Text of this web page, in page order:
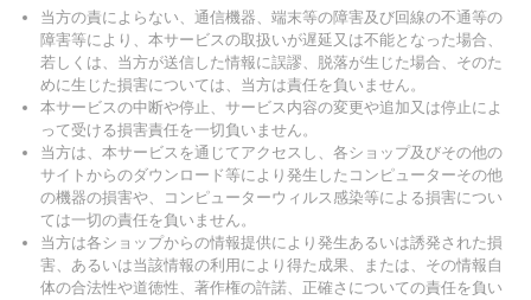
当方の責によらない、通信機器、端末等の障害及び回線の不通等の
障害等により、本サービスの取扱いが遅延又は不能となった場合、
若しくは、当方が送信した情報に誤謬、脱落が生じた場合、そのた
めに生じた損害については、当方は責任を負いません。
本サービスの中断や停止、サービス内容の変更や追加又は停止によ
って受ける損害責任を一切負いません。
当方は、本サービスを通じてアクセスし、各ショップ及びその他の
サイトからのダウンロード等により発生したコンピューターその他
の機器の損害や、コンピューターウィルス感染等による損害につい
ては一切の責任を負いません。
当方は各ショップからの情報提供により発生あるいは誘発された損
害、あるいは当該情報の利用により得た成果、または、その情報自
体の合法性や道徳性、著作権の許諾、正確さについての責任を負い